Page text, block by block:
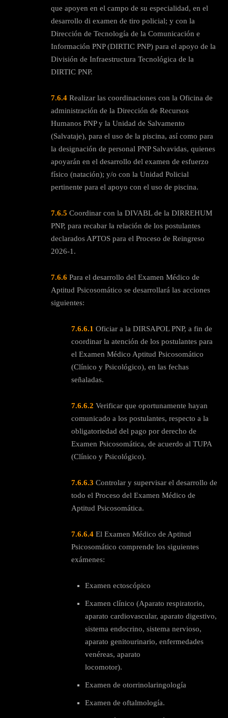
que apoyen en el campo de su especialidad, en el
desarrollo di examen de tiro policial; y con la
Dirección de Tecnología de la Comunicación e
Información PNP (DIRTIC PNP) para el apoyo de la
División de Infraestructura Tecnológica de la
DIRTIC PNP.
7.6.4 Realizar las coordinaciones con la Oficina de
administración de la Dirección de Recursos
Humanos PNP y la Unidad de Salvamento
(Salvataje), para el uso de la piscina, así como para
la designación de personal PNP Salvavidas, quienes
apoyarán en el desarrollo del examen de esfuerzo
físico (natación); y/o con la Unidad Policial
pertinente para el apoyo con el uso de piscina.
7.6.5 Coordinar con la DIVABL de la DIRREHUM
PNP, para recabar la relación de los postulantes
declarados APTOS para el Proceso de Reingreso
2026-1.
7.6.6 Para el desarrollo del Examen Médico de
Aptitud Psicosomático se desarrollará las acciones
siguientes:
7.6.6.1 Oficiar a la DIRSAPOL PNP, a fin de
coordinar la atención de los postulantes para
el Examen Médico Aptitud Psicosomático
(Clínico y Psicológico), en las fechas
señaladas.
7.6.6.2 Verificar que oportunamente hayan
comunicado a los postulantes, respecto a la
obligatoriedad del pago por derecho de
Examen Psicosomática, de acuerdo al TUPA
(Clínico y Psicológico).
7.6.6.3 Controlar y supervisar el desarrollo de
todo el Proceso del Examen Médico de
Aptitud Psicosomática.
7.6.6.4 El Examen Médico de Aptitud
Psicosomático comprende los siguientes
exámenes:
Examen ectoscópico
Examen clínico (Aparato respiratorio,
aparato cardiovascular, aparato digestivo,
sistema endocrino, sistema nervioso,
aparato genitourinario, enfermedades
venéreas, aparato
locomotor).
Examen de otorrinolaringología
Examen de oftalmología.